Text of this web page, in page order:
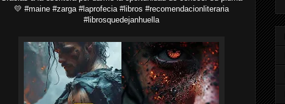
💛 #maine #zarga #laprofecia #libros #recomendacionliteraria
#librosquedejanhuella